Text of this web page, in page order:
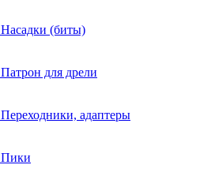
Насадки (биты)
Патрон для дрели
Переходники, адаптеры
Пики